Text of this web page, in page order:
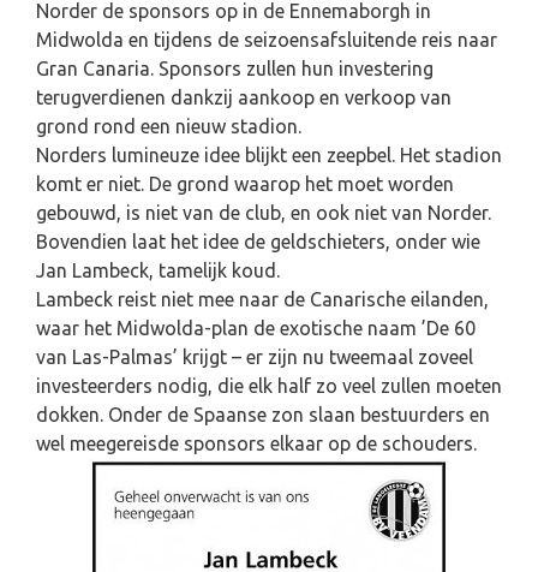
Norder de sponsors op in de Ennemaborgh in
Midwolda en tijdens de seizoensafsluitende reis naar
Gran Canaria. Sponsors zullen hun investering
terugverdienen dankzij aankoop en verkoop van
grond rond een nieuw stadion.
Norders lumineuze idee blijkt een zeepbel. Het stadion
komt er niet. De grond waarop het moet worden
gebouwd, is niet van de club, en ook niet van Norder.
Bovendien laat het idee de geldschieters, onder wie
Jan Lambeck, tamelijk koud.
Lambeck reist niet mee naar de Canarische eilanden,
waar het Midwolda-plan de exotische naam ’De 60
van Las-Palmas’ krijgt – er zijn nu tweemaal zoveel
investeerders nodig, die elk half zo veel zullen moeten
dokken. Onder de Spaanse zon slaan bestuurders en
wel meegereisde sponsors elkaar op de schouders.